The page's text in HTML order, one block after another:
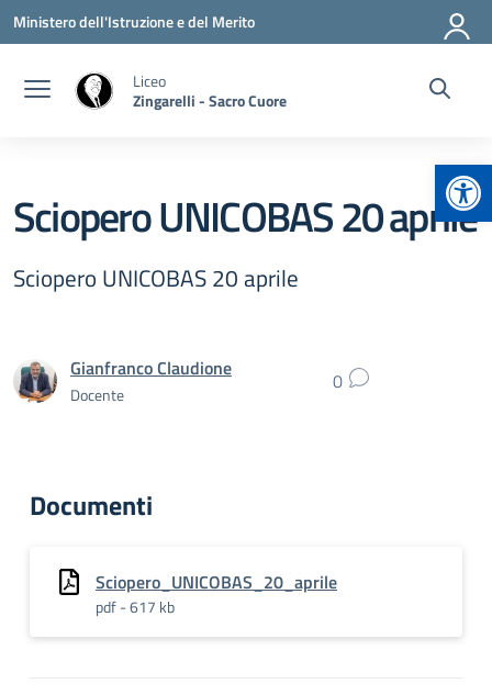
Vai ai contenuti
Vai al menu di navigazione
Vai al footer
Ministero dell'Istruzione e del Merito
Liceo
Zingarelli - Sacro Cuore
Sciopero UNICOBAS 20 aprile
Sciopero UNICOBAS 20 aprile
Gianfranco Claudione
Docente 0
Documenti
Sciopero_UNICOBAS_20_aprile
pdf - 617 kb